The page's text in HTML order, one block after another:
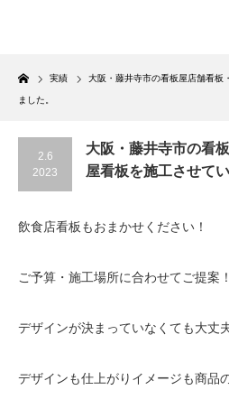
Home
実績 大阪・藤井寺市の看板屋店舗看板
ました。
2.6
2023
大阪・藤井寺市の看
屋看板を施工させて
飲食店看板もおまかせください！
ご予算・施工場所に合わせてご提案！
デザインが決まっていなくても大丈
デザインも仕上がりイメージも商品